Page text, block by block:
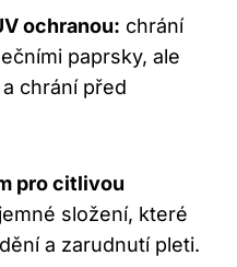
ochranou: chrání
paprsky, ale
chrání před
pro citlivou
složení, které
a zarudnutí pleti.